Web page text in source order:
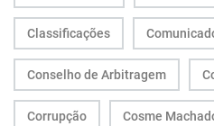
Classificações
Conselho de Arbitragem
Corrupção Cosme